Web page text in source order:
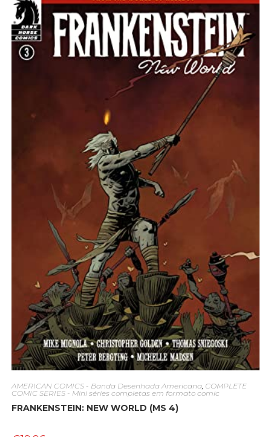
AMERICAN COMICS - Banda Desenhada Americana, COMPLETE
COMIC SERIES - Mini séries completas em formato comic
FRANKENSTEIN: NEW WORLD (MS 4)